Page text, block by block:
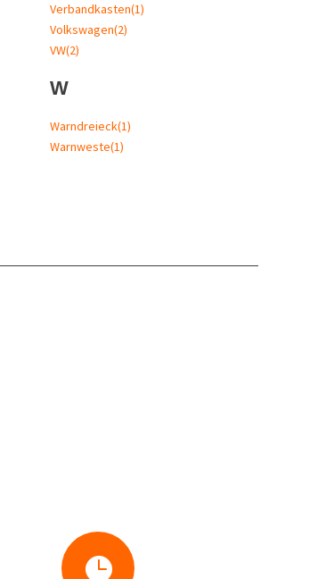
Verbandkasten(1)
Volkswagen(2)
VW(2)
W
Warndreieck(1)
Warnweste(1)
